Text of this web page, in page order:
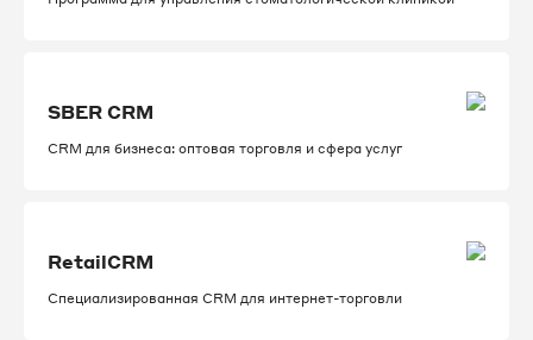
SBER CRM
CRM для бизнеса: оптовая торговля и сфера услуг
RetailCRM
Специализированная CRM для интернет-торговли